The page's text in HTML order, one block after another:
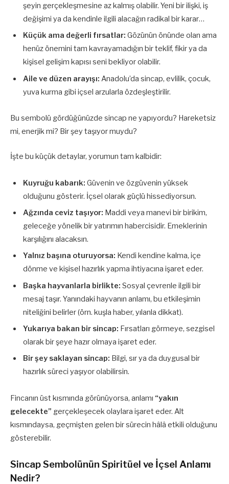
şeyin gerçekleşmesine az kalmış olabilir. Yeni bir ilişki, iş
değişimi ya da kendinle ilgili alacağın radikal bir karar…
Küçük ama değerli fırsatlar: Gözünün önünde olan ama
henüz önemini tam kavrayamadığın bir teklif, fikir ya da
kişisel gelişim kapısı seni bekliyor olabilir.
Aile ve düzen arayışı: Anadolu’da sincap, evlilik, çocuk,
yuva kurma gibi içsel arzularla özdeşleştirilir.
Bu sembolü gördüğünüzde sincap ne yapıyordu? Hareketsiz
mi, enerjik mi? Bir şey taşıyor muydu?
İşte bu küçük detaylar, yorumun tam kalbidir:
Kuyruğu kabarık: Güvenin ve özgüvenin yüksek
olduğunu gösterir. İçsel olarak güçlü hissediyorsun.
Ağzında ceviz taşıyor: Maddi veya manevi bir birikim,
geleceğe yönelik bir yatırımın habercisidir. Emeklerinin
karşılığını alacaksın.
Yalnız başına oturuyorsa: Kendi kendine kalma, içe
dönme ve kişisel hazırlık yapma ihtiyacına işaret eder.
Başka hayvanlarla birlikte: Sosyal çevrenle ilgili bir
mesaj taşır. Yanındaki hayvanın anlamı, bu etkileşimin
niteliğini belirler (örn. kuşla haber, yılanla dikkat).
Yukarıya bakan bir sincap: Fırsatları görmeye, sezgisel
olarak bir şeye hazır olmaya işaret eder.
Bir şey saklayan sincap: Bilgi, sır ya da duygusal bir
hazırlık süreci yaşıyor olabilirsin.
Fincanın üst kısmında görünüyorsa, anlamı “yakın
gelecekte” gerçekleşecek olaylara işaret eder. Alt
kısmındaysa, geçmişten gelen bir sürecin hâlâ etkili olduğunu
gösterebilir.
Sincap Sembolünün Spiritüel ve İçsel Anlamı
Nedir?